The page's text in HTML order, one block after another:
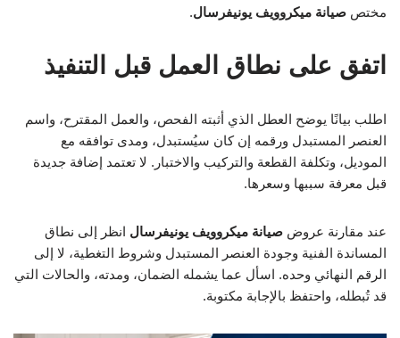
مختص صيانة ميكروويف يونيفرسال.
اتفق على نطاق العمل قبل التنفيذ
اطلب بيانًا يوضح العطل الذي أثبته الفحص، والعمل المقترح، واسم
العنصر المستبدل ورقمه إن كان سيُستبدل، ومدى توافقه مع
الموديل، وتكلفة القطعة والتركيب والاختبار. لا تعتمد إضافة جديدة
قبل معرفة سببها وسعرها.
عند مقارنة عروض صيانة ميكروويف يونيفرسال انظر إلى نطاق
المساندة الفنية وجودة العنصر المستبدل وشروط التغطية، لا إلى
الرقم النهائي وحده. اسأل عما يشمله الضمان، ومدته، والحالات التي
قد تُبطله، واحتفظ بالإجابة مكتوبة.